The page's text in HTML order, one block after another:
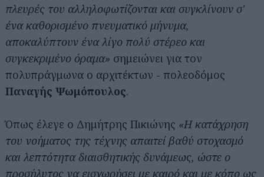
πλευρές του αλληλοφωτίζονται και συγκλίνουν σ'
ένα καθορισμένο πνευματικό μήνυμα,
αποκαλύπτουν ένα λίγο πολύ στέρεο και
συγκεκριμένο όραμα» σημειώνει για τον
πολυπράγμωνα ο αρχιτέκτων - πολεοδόμος
Παναγής Ψωμόπουλος.
Όπως έλεγε ο Δημήτρης Πικιώνης «Η κατάχρηση
του νοήματος της τέχνης απαιτεί βαθύ στοχασμό
και λεπτότητα διαισθητικής δυνάμεως, ώστε ο
προσήλυτος να εισχωρήσει με καιρό και με κόπο ως